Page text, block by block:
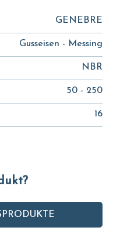
GENEBRE
Gusseisen - Messing
NBR
50 - 250
16